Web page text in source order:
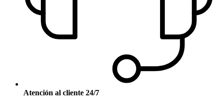
Atención al cliente 24/7